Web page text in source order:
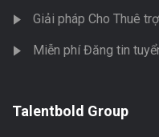
Giải pháp Cho Thuê
Miễn phí Đăng tin
Talentbold Group